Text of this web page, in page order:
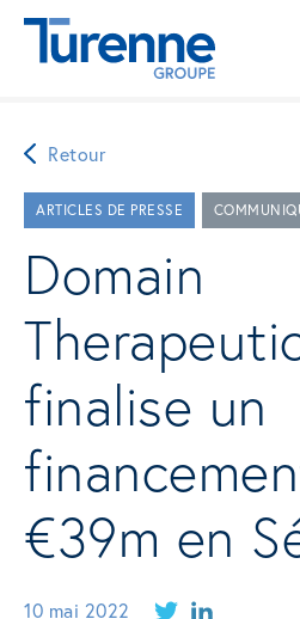
Retour
ARTICLES DE PRESSE
Domain
finalise un
€39m en
10 mai 2022